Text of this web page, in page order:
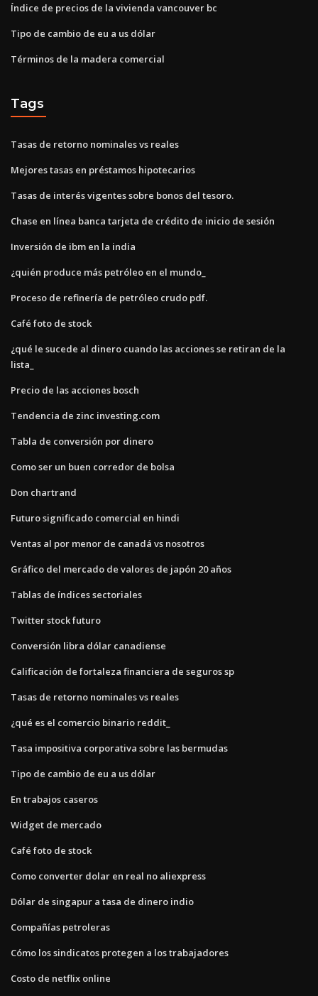
Índice de precios de la vivienda vancouver bc
Tipo de cambio de eu a us dólar
Términos de la madera comercial
Tags
Tasas de retorno nominales vs reales
Mejores tasas en préstamos hipotecarios
Tasas de interés vigentes sobre bonos del tesoro.
Chase en línea banca tarjeta de crédito de inicio de sesión
Inversión de ibm en la india
¿quién produce más petróleo en el mundo_
Proceso de refinería de petróleo crudo pdf.
Café foto de stock
¿qué le sucede al dinero cuando las acciones se retiran de la
lista_
Precio de las acciones bosch
Tendencia de zinc investing.com
Tabla de conversión por dinero
Como ser un buen corredor de bolsa
Don chartrand
Futuro significado comercial en hindi
Ventas al por menor de canadá vs nosotros
Gráfico del mercado de valores de japón 20 años
Tablas de índices sectoriales
Twitter stock futuro
Conversión libra dólar canadiense
Calificación de fortaleza financiera de seguros sp
Tasas de retorno nominales vs reales
¿qué es el comercio binario reddit_
Tasa impositiva corporativa sobre las bermudas
Tipo de cambio de eu a us dólar
En trabajos caseros
Widget de mercado
Café foto de stock
Como converter dolar en real no aliexpress
Dólar de singapur a tasa de dinero indio
Compañías petroleras
Cómo los sindicatos protegen a los trabajadores
Costo de netflix online